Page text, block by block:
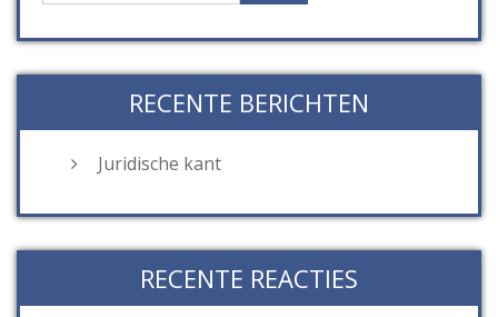
RECENTE BERICHTEN
Juridische kant
RECENTE REACTIES